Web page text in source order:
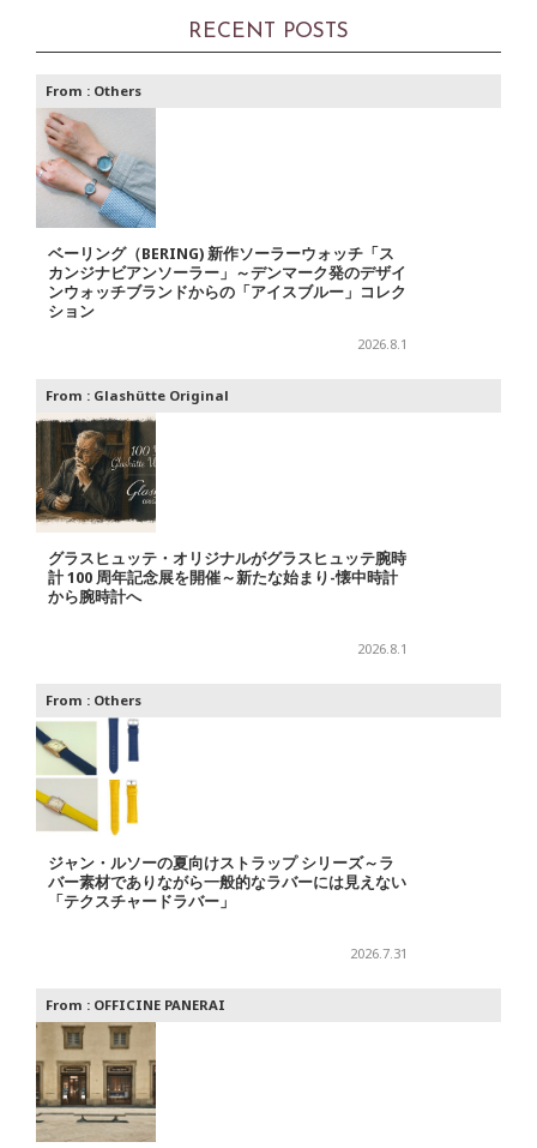
RECENT POSTS
From : Others
ベーリング（BERING) 新作ソーラーウォッチ「ス
カンジナビアンソーラー」～デンマーク発のデザイ
ンウォッチブランドからの「アイスブルー」コレク
ション
2026.8.1
From : Glashütte Original
グラスヒュッテ・オリジナルがグラスヒュッテ腕時
計 100 周年記念展を開催～新たな始まり-懐中時計
から腕時計へ
2026.8.1
From : Others
ジャン・ルソーの夏向けストラップ シリーズ～ラ
バー素材でありながら一般的なラバーには見えない
「テクスチャードラバー」
2026.7.31
From : OFFICINE PANERAI